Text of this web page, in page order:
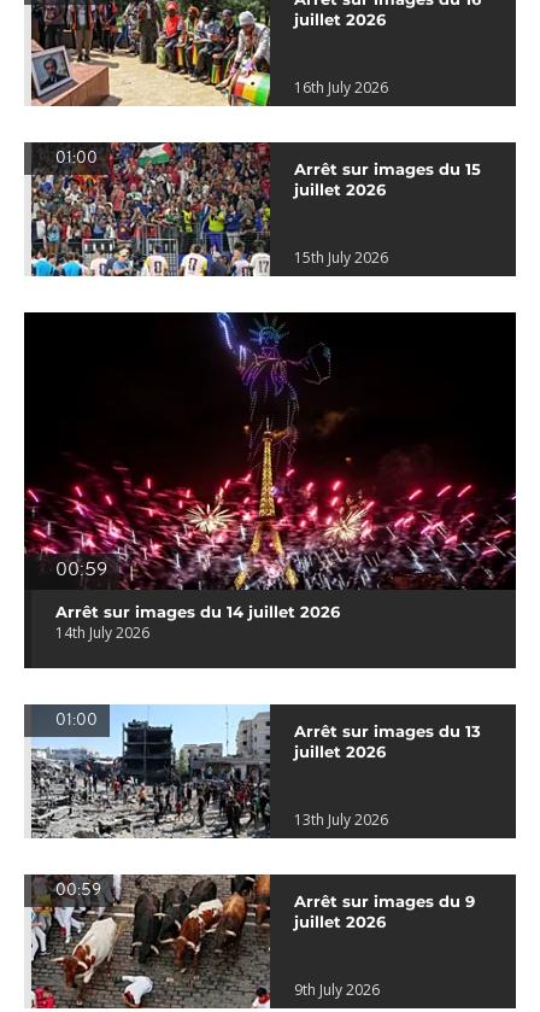
juillet 2026
16th July 2026
01:00
Arrêt sur images du 15
juillet 2026
15th July 2026
00:59
Arrêt sur images du 14 juillet 2026
14th July 2026
01:00
Arrêt sur images du 13
juillet 2026
13th July 2026
00:59
Arrêt sur images du 9
juillet 2026
9th July 2026